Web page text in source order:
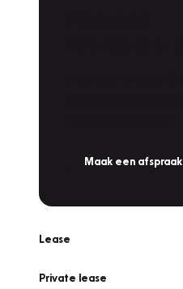
Maak een afspraak
Lease
Private lease